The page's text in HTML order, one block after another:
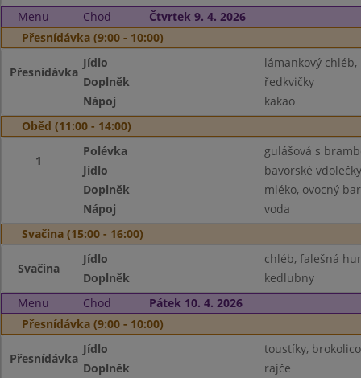
Menu
Chod
Čtvrtek 9. 4. 2026
Přesnídávka (9:00 - 10:00)
Přesnídávka
Jídlo
lámankový
Doplněk
ředkvičky
Nápoj
kakao
Oběd (11:00 - 14:00)
1
Polévka
gulášová s
Jídlo
bavorské
Doplněk
mléko, ovocný bar
Nápoj
voda
Svačina (15:00 - 16:00)
Svačina
Jídlo
chléb, falešná
Doplněk
kedlubny
Menu
Chod
Pátek 10. 4. 2026
Přesnídávka (9:00 - 10:00)
Přesnídávka
Jídlo
toustíky,
Doplněk
rajče